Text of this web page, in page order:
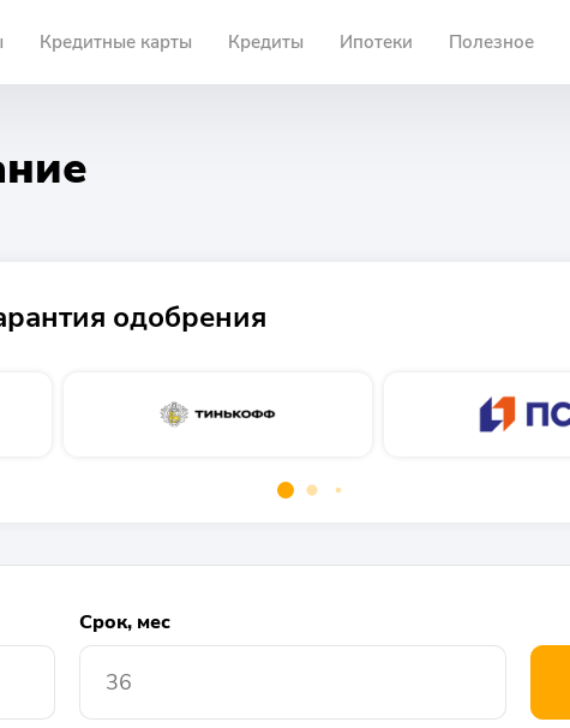
Кредитные карты Кредиты Ипотеки Полезное
одобрения
Срок, мес